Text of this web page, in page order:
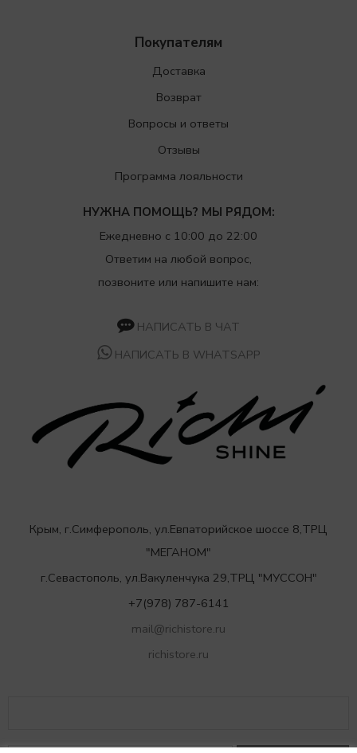
Покупателям
Доставка
Возврат
Вопросы и ответы
Отзывы
Программа лояльности
НУЖНА ПОМОЩЬ? МЫ РЯДОМ:
Ежедневно с 10:00 до 22:00
Ответим на любой вопрос,
позвоните или напишите нам:
НАПИСАТЬ В ЧАТ
НАПИСАТЬ В WHATSAPP
Крым, г.Симферополь, ул.Евпаторийское шоссе 8,ТРЦ
"МЕГАНОМ"
г.Севастополь, ул.Вакуленчука 29,ТРЦ "МУССОН"
+7(978) 787-6141
mail@richistore.ru
richistore.ru